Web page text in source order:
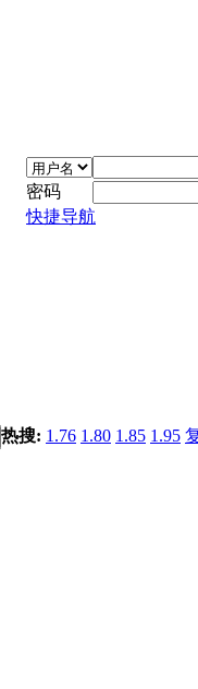
密码
快捷导航
热搜: 1.76 1.80 1.85 1.95